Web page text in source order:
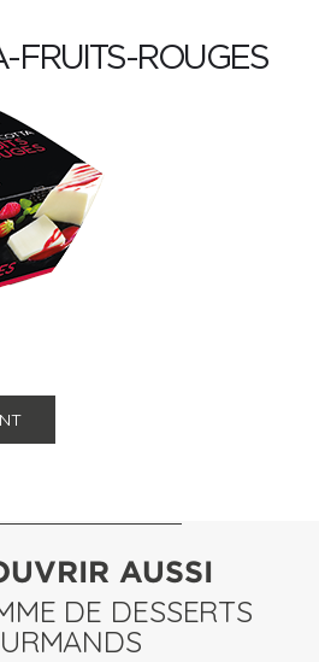
FRUITS-ROUGES
AUSSI
DE DESSERTS